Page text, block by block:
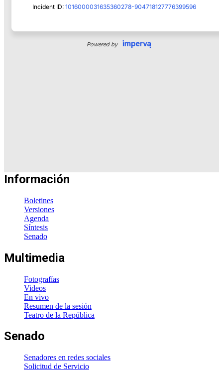
Información
Boletines
Versiones
Agenda
Síntesis
Senado
Multimedia
Fotografías
Videos
En vivo
Resumen de la sesión
Teatro de la República
Senado
Senadores en redes sociales
Solicitud de Servicio